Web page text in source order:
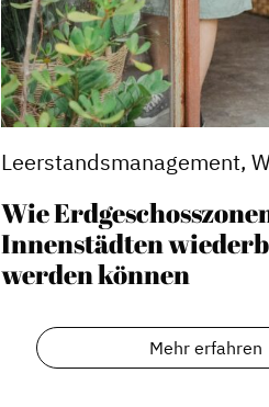
Leerstandsmanagement,
Wie
Innenstädten
werden können
Mehr erfahren